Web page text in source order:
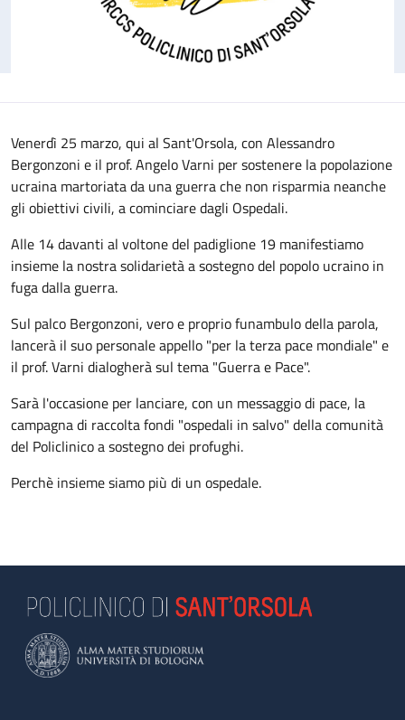
Venerdì 25 marzo, qui al Sant'Orsola, con Alessandro
Bergonzoni e il prof. Angelo Varni per sostenere la popolazione
ucraina martoriata da una guerra che non risparmia neanche
gli obiettivi civili, a cominciare dagli Ospedali.
Alle 14 davanti al voltone del padiglione 19 manifestiamo
insieme la nostra solidarietà a sostegno del popolo ucraino in
fuga dalla guerra.
Sul palco Bergonzoni, vero e proprio funambulo della parola,
lancerà il suo personale appello "per la terza pace mondiale" e
il prof. Varni dialogherà sul tema "Guerra e Pace".
Sarà l'occasione per lanciare, con un messaggio di pace, la
campagna di raccolta fondi "ospedali in salvo" della comunità
del Policlinico a sostegno dei profughi.
Perchè insieme siamo più di un ospedale.